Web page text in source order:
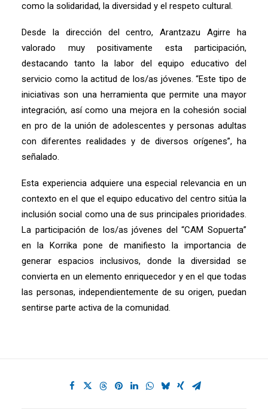
como la solidaridad, la diversidad y el respeto cultural.
Desde la dirección del centro, Arantzazu Agirre ha
valorado muy positivamente esta participación,
destacando tanto la labor del equipo educativo del
servicio como la actitud de los/as jóvenes. “Este tipo de
iniciativas son una herramienta que permite una mayor
integración, así como una mejora en la cohesión social
en pro de la unión de adolescentes y personas adultas
con diferentes realidades y de diversos orígenes”, ha
señalado.
Esta experiencia adquiere una especial relevancia en un
contexto en el que el equipo educativo del centro sitúa la
inclusión social como una de sus principales prioridades.
La participación de los/as jóvenes del “CAM Sopuerta”
en la Korrika pone de manifiesto la importancia de
generar espacios inclusivos, donde la diversidad se
convierta en un elemento enriquecedor y en el que todas
las personas, independientemente de su origen, puedan
sentirse parte activa de la comunidad.